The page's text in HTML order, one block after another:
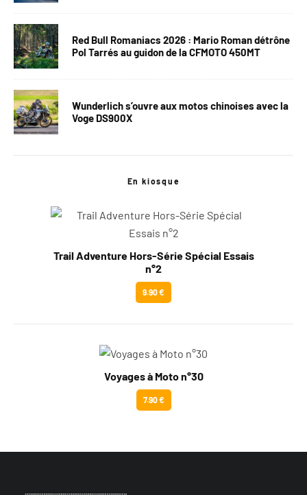
Red Bull Romaniacs 2026 : Mario Roman détrône
Pol Tarrés au guidon de la CFMOTO 450MT
Wunderlich s’ouvre aux motos chinoises avec la
Voge DS900X
En kiosque
Trail Adventure Hors-Série Spécial Essais
n°2
9.90 €
Voyages à Moto n°30
7.90 €